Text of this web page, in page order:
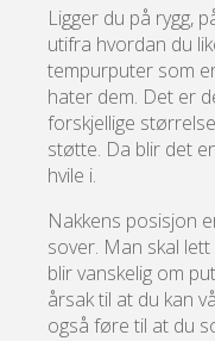
Ligger du på rygg,
utifra hvordan du
tempurputer som
hater dem. Det er
forskjellige
støtte. Da blir det
hvile i.
Nakkens posisjon
sover. Man skal
blir vanskelig om
årsak til at du kan
også føre til at du